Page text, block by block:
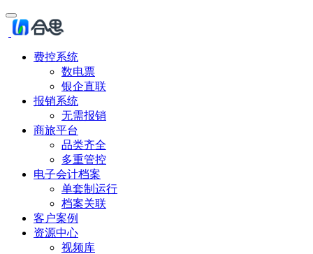
费控系统
数电票
银企直联
报销系统
无需报销
商旅平台
品类齐全
多重管控
电子会计档案
单套制运行
档案关联
客户案例
资源中心
视频库